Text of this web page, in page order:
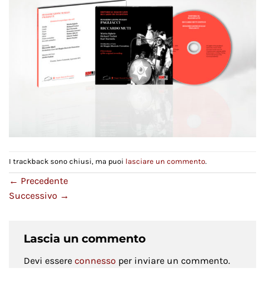
I trackback sono chiusi, ma puoi lasciare un commento.
← Precedente
Successivo →
Lascia un commento
Devi essere connesso per inviare un commento.